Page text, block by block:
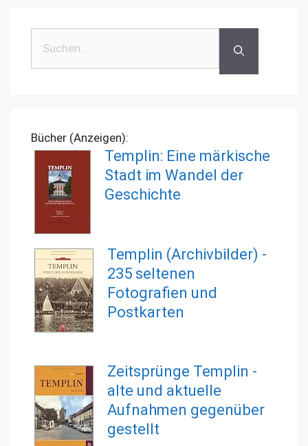
nach:
Bücher (Anzeigen):
Templin: Eine märkische
Stadt im Wandel der
Geschichte
Templin (Archivbilder) -
235 seltenen
Fotografien und
Postkarten
Zeitsprünge Templin -
alte und aktuelle
Aufnahmen gegenüber
gestellt